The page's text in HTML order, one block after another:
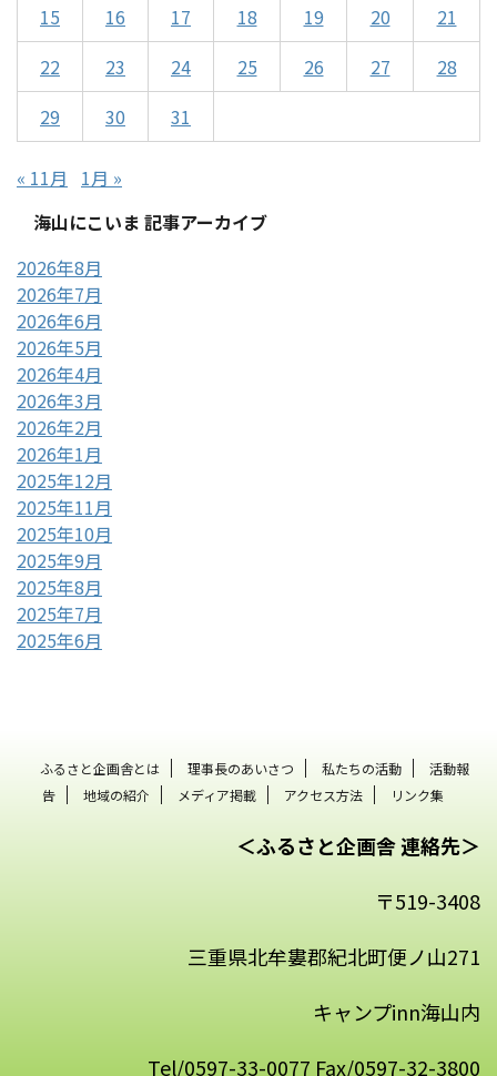
15
16 17 18 19 20
21
22
23 24 25 26 27
28
29
30 31
« 11月
1月 »
海山にこいま 記事アーカイブ
2026年8月
2026年7月
2026年6月
2026年5月
2026年4月
2026年3月
2026年2月
2026年1月
2025年12月
2025年11月
2025年10月
2025年9月
2025年8月
2025年7月
2025年6月
ふるさと企画舎とは 理事長のあいさつ 私たちの活動
活動報
告
地域の紹介 メディア掲載 アクセス方法 リンク集
＜ふるさと企画舎 連絡先＞
〒519-3408
三重県北牟婁郡紀北町便ノ山271
キャンプinn海山内
Tel/0597-33-0077 Fax/0597-32-3800